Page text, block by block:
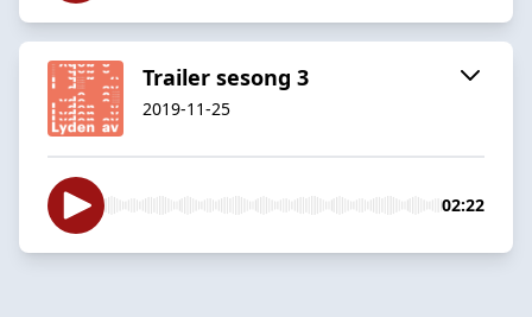
Trailer sesong 3
2019-11-25
02:22